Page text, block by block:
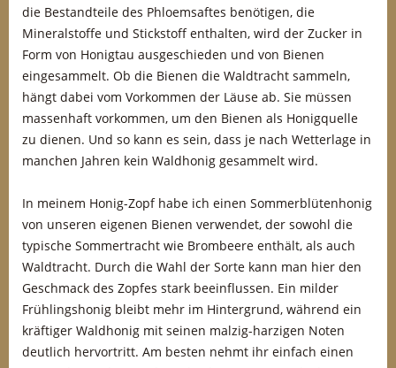
die Bestandteile des Phloemsaftes benötigen, die
Mineralstoffe und Stickstoff enthalten, wird der Zucker in
Form von Honigtau ausgeschieden und von Bienen
eingesammelt. Ob die Bienen die Waldtracht sammeln,
hängt dabei vom Vorkommen der Läuse ab. Sie müssen
massenhaft vorkommen, um den Bienen als Honigquelle
zu dienen. Und so kann es sein, dass je nach Wetterlage in
manchen Jahren kein Waldhonig gesammelt wird.
In meinem Honig-Zopf habe ich einen Sommerblütenhonig
von unseren eigenen Bienen verwendet, der sowohl die
typische Sommertracht wie Brombeere enthält, als auch
Waldtracht. Durch die Wahl der Sorte kann man hier den
Geschmack des Zopfes stark beeinflussen. Ein milder
Frühlingshonig bleibt mehr im Hintergrund, während ein
kräftiger Waldhonig mit seinen malzig-harzigen Noten
deutlich hervortritt. Am besten nehmt ihr einfach einen